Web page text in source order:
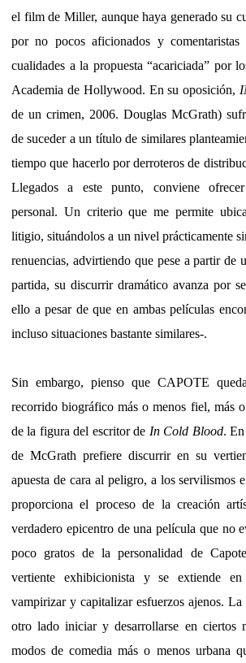
el film de Miller, aunque haya generado su
por no pocos aficionados y comentaristas
cualidades a la propuesta “acariciada” por
Academia de Hollywood. En su oposición,
de un crimen, 2006. Douglas McGrath)
de suceder a un título de similares
tiempo que hacerlo por derroteros de
Llegados a este punto, conviene
personal. Un criterio que me permite
litigio, situándolos a un nivel prácticamente
renuencias, advirtiendo que pese a partir de
partida, su discurrir dramático avanza por
ello a pesar de que en ambas películas
incluso situaciones bastante similares-.
Sin embargo, pienso que CAPOTE
recorrido biográfico más o menos fiel, más
de la figura del escritor de In Cold Blood.
de McGrath prefiere discurrir en su
apuesta de cara al peligro, a los servilismos
proporciona el proceso de la creación
verdadero epicentro de una película que no
poco gratos de la personalidad de
vertiente exhibicionista y se extiende
vampirizar y capitalizar esfuerzos ajenos.
otro lado iniciar y desarrollarse en ciertos
modos de comedia más o menos urbana